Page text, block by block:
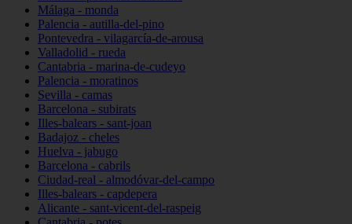
Málaga - monda
Palencia - autilla-del-pino
Pontevedra - vilagarcía-de-arousa
Valladolid - rueda
Cantabria - marina-de-cudeyo
Palencia - moratinos
Sevilla - camas
Barcelona - subirats
Illes-balears - sant-joan
Badajoz - cheles
Huelva - jabugo
Barcelona - cabrils
Ciudad-real - almodóvar-del-campo
Illes-balears - capdepera
Alicante - sant-vicent-del-raspeig